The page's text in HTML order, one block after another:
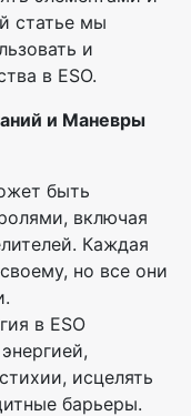
статье мы
и
в ESO.
и Маневры
быть
включая
Каждая
но все они
в ESO
исцелять
барьеры.